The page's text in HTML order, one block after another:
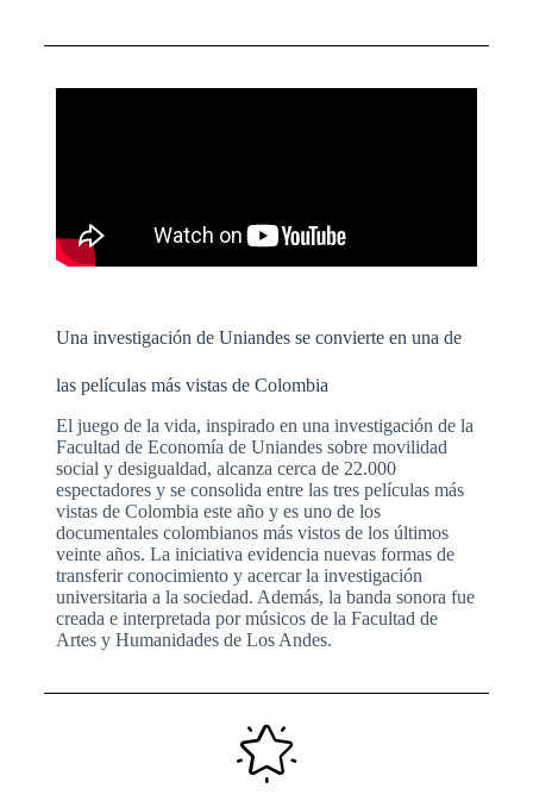
Una investigación de Uniandes se convierte en una de
las películas más vistas de Colombia
El juego de la vida, inspirado en una investigación de la
Facultad de Economía de Uniandes sobre movilidad
social y desigualdad, alcanza cerca de 22.000
espectadores y se consolida entre las tres películas más
vistas de Colombia este año y es uno de los
documentales colombianos más vistos de los últimos
veinte años. La iniciativa evidencia nuevas formas de
transferir conocimiento y acercar la investigación
universitaria a la sociedad. Además, la banda sonora fue
creada e interpretada por músicos de la Facultad de
Artes y Humanidades de Los Andes.